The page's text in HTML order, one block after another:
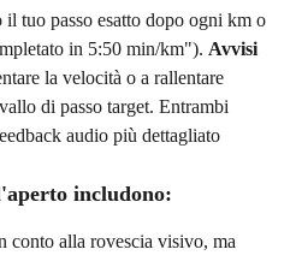
il tuo passo esatto dopo ogni km o
in 5:50 min/km"). Avvisi
la velocità o a rallentare
di passo target. Entrambi
audio più dettagliato
includono:
conto alla rovescia visivo, ma